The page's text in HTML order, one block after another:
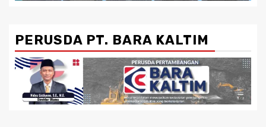
PERUSDA PT. BARA KALTIM